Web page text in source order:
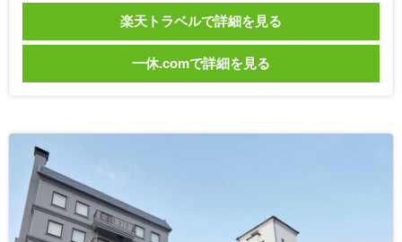
楽天トラベルで詳細を見る
一休.comで詳細を見る